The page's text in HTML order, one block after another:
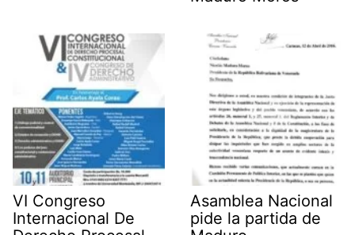
VI Congreso
Internacional De
Asamblea Nacional
pide la partida de